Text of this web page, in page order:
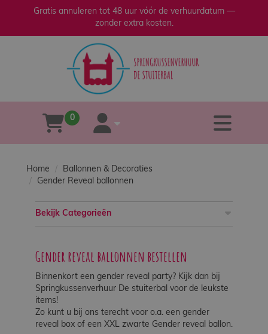
Gratis annuleren tot 48 uur vóór de verhuurdatum —
zonder extra kosten.
winkelwagen
0
account
×sluiten
Verkoop
Over
Veilig
Werken
Contact
Home
Ballonnen & Decoraties
Gender Reveal ballonnen
Bekijk Categorieën
Gender reveal ballonnen bestellen
Binnenkort een gender reveal party? Kijk dan bij
Springkussenverhuur De stuiterbal voor de leukste
items!
Zo kunt u bij ons terecht voor o.a. een gender
reveal box of een XXL zwarte Gender reveal ballon.